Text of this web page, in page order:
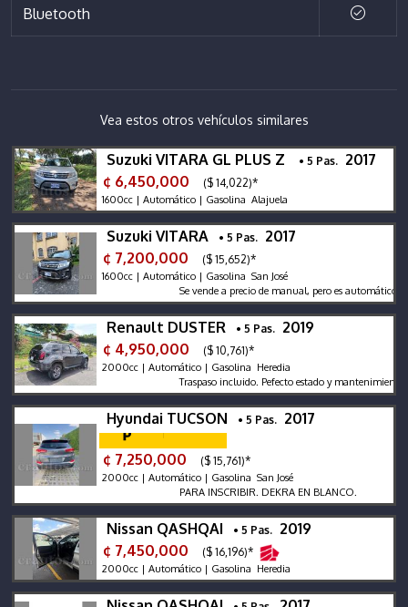
Bluetooth
Vea estos otros vehículos similares
Suzuki VITARA GL PLUS Z • 5 Pas. 2017
¢ 6,450,000
($ 14,022)*
1600cc | Automático | Gasolina Alajuela
Suzuki VITARA • 5 Pas. 2017
¢ 7,200,000
($ 15,652)*
1600cc | Automático | Gasolina San José
Se vende a precio de manual, pero es automático y
Renault DUSTER • 5 Pas. 2019
¢ 4,950,000
($ 10,761)*
2000cc | Automático | Gasolina Heredia
Traspaso incluido. Pefecto estado y mantenimiento.
Hyundai TUCSON • 5 Pas. 2017
¢ 7,250,000 ($ 15,761)*
2000cc | Automático | Gasolina San José
PARA INSCRIBIR. DEKRA EN BLANCO.
Nissan QASHQAI • 5 Pas. 2019
¢ 7,450,000
($ 16,196)*
2000cc | Automático | Gasolina Heredia